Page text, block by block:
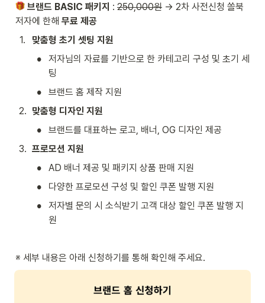
브랜드 BASIC 패키지 : 250,000원 → 2차 사전신청 쏠북
저자에 한해 무료 제공
1. 맞춤형 초기 셋팅 지원
•
저자님의 자료를 기반으로 한 카테고리 구성 및 초기 세
팅
•
브랜드 홈 제작 지원
2. 맞춤형 디자인 지원
•
브랜드를 대표하는 로고, 배너, OG 디자인 제공
3. 프로모션 지원
• AD 배너 제공 및 패키지 상품 판매 지원
• 다양한 프로모션 구성 및 할인 쿠폰 발행 지원
•
저자별 문의 시 소식받기 고객 대상 할인 쿠폰 발행 지
원
※ 세부 내용은 아래 신청하기를 통해 확인해 주세요.